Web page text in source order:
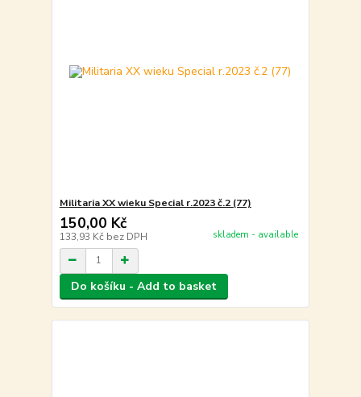
Militaria XX wieku Special r.2023 č.2 (77)
150,00 Kč
133,93 Kč bez DPH skladem - available
Do košíku - Add to basket